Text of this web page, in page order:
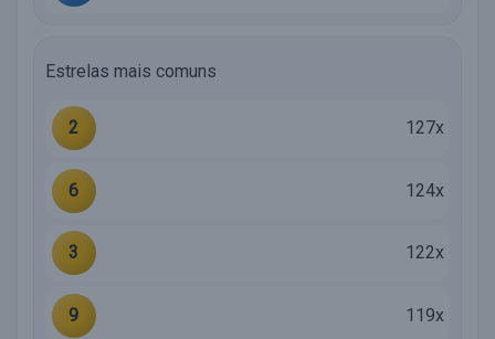
Estrelas mais comuns
2 127x
6 124x
3 122x
9 119x